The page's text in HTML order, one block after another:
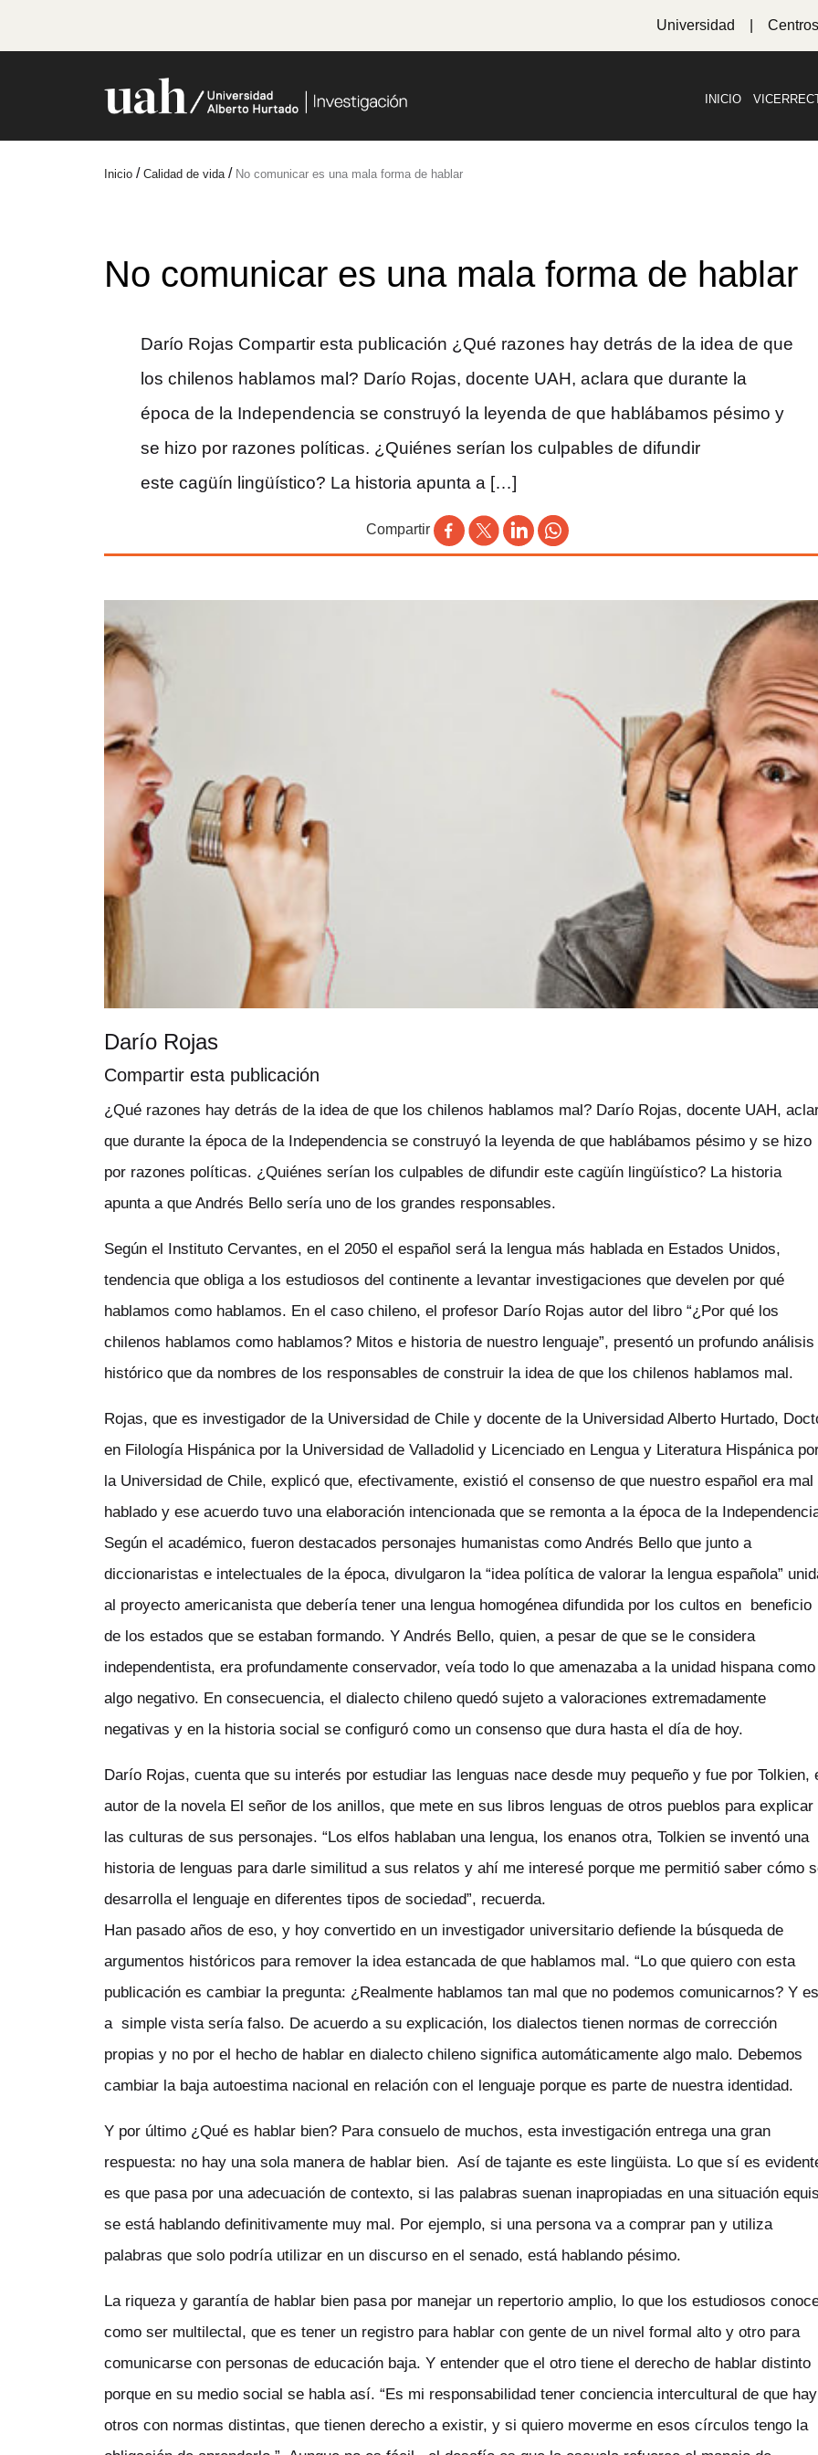
Universidad Centros
INICIO
Inicio / Calidad de vida / No comunicar es una mala forma de hablar
No comunicar es una mala forma de hablar
Darío Rojas Compartir esta publicación ¿Qué razones hay detrás de la idea de que
los chilenos hablamos mal? Darío Rojas, docente UAH, aclara que durante la
época de la Independencia se construyó la leyenda de que hablábamos pésimo y
se hizo por razones políticas. ¿Quiénes serían los culpables de difundir
este cagüín lingüístico? La historia apunta a […]
Compartir
Darío Rojas
Compartir esta publicación
¿Qué razones hay detrás de la idea de que los chilenos hablamos mal? Darío Rojas, docente UAH,
que durante la época de la Independencia se construyó la leyenda de que hablábamos pésimo y se hizo
por razones políticas. ¿Quiénes serían los culpables de difundir este cagüín lingüístico? La historia
apunta a que Andrés Bello sería uno de los grandes responsables.
Según el Instituto Cervantes, en el 2050 el español será la lengua más hablada en Estados Unidos,
tendencia que obliga a los estudiosos del continente a levantar investigaciones que develen por qué
hablamos como hablamos. En el caso chileno, el profesor Darío Rojas autor del libro “¿Por qué los
chilenos hablamos como hablamos? Mitos e historia de nuestro lenguaje”, presentó un profundo análisis
histórico que da nombres de los responsables de construir la idea de que los chilenos hablamos mal.
Rojas, que es investigador de la Universidad de Chile y docente de la Universidad Alberto Hurtado,
en Filología Hispánica por la Universidad de Valladolid y Licenciado en Lengua y Literatura Hispánica
la Universidad de Chile, explicó que, efectivamente, existió el consenso de que nuestro español era mal
hablado y ese acuerdo tuvo una elaboración intencionada que se remonta a la época de la
Según el académico, fueron destacados personajes humanistas como Andrés Bello que junto a
diccionaristas e intelectuales de la época, divulgaron la “idea política de valorar la lengua española”
al proyecto americanista que debería tener una lengua homogénea difundida por los cultos en beneficio
de los estados que se estaban formando. Y Andrés Bello, quien, a pesar de que se le considera
independentista, era profundamente conservador, veía todo lo que amenazaba a la unidad hispana como
algo negativo. En consecuencia, el dialecto chileno quedó sujeto a valoraciones extremadamente
negativas y en la historia social se configuró como un consenso que dura hasta el día de hoy.
Darío Rojas, cuenta que su interés por estudiar las lenguas nace desde muy pequeño y fue por Tolkien,
autor de la novela El señor de los anillos, que mete en sus libros lenguas de otros pueblos para explicar
las culturas de sus personajes. “Los elfos hablaban una lengua, los enanos otra, Tolkien se inventó una
historia de lenguas para darle similitud a sus relatos y ahí me interesé porque me permitió saber cómo
desarrolla el lenguaje en diferentes tipos de sociedad”, recuerda.
Han pasado años de eso, y hoy convertido en un investigador universitario defiende la búsqueda de
argumentos históricos para remover la idea estancada de que hablamos mal. “Lo que quiero con esta
publicación es cambiar la pregunta: ¿Realmente hablamos tan mal que no podemos comunicarnos? Y
a simple vista sería falso. De acuerdo a su explicación, los dialectos tienen normas de corrección
propias y no por el hecho de hablar en dialecto chileno significa automáticamente algo malo. Debemos
cambiar la baja autoestima nacional en relación con el lenguaje porque es parte de nuestra identidad.
Y por último ¿Qué es hablar bien? Para consuelo de muchos, esta investigación entrega una gran
respuesta: no hay una sola manera de hablar bien. Así de tajante es este lingüista. Lo que sí es
es que pasa por una adecuación de contexto, si las palabras suenan inapropiadas en una situación equis
se está hablando definitivamente muy mal. Por ejemplo, si una persona va a comprar pan y utiliza
palabras que solo podría utilizar en un discurso en el senado, está hablando pésimo.
La riqueza y garantía de hablar bien pasa por manejar un repertorio amplio, lo que los estudiosos
como ser multilectal, que es tener un registro para hablar con gente de un nivel formal alto y otro para
comunicarse con personas de educación baja. Y entender que el otro tiene el derecho de hablar distinto
porque en su medio social se habla así. “Es mi responsabilidad tener conciencia intercultural de que hay
otros con normas distintas, que tienen derecho a existir, y si quiero moverme en esos círculos tengo la